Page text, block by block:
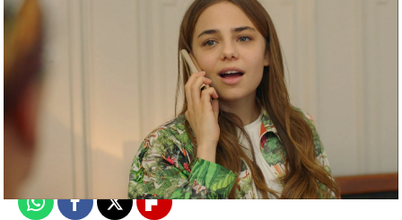
07 de enero de 2021, 22:34
WhatsappFacebook
X Flipboard